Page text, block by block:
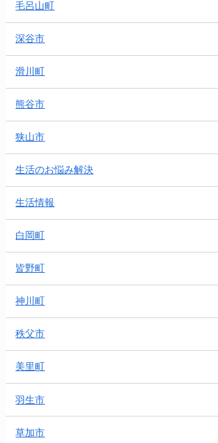
毛呂山町
深谷市
滑川町
熊谷市
狭山市
生活のお悩み解決
生活情報
白岡町
皆野町
神川町
秩父市
美里町
羽生市
草加市